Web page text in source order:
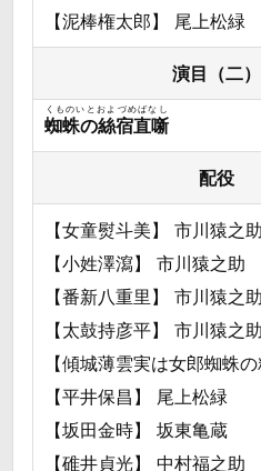
【泥棒権太郎】 尾上松緑
演目（二）
蜘蛛の絲宿直噺
くものいとおよづめばなし
配役
【女童熨斗美】 市川猿之助
【小姓澤瀉】 市川猿之助
【番新八重里】 市川猿之助
【太鼓持彦平】 市川猿之助
【傾城薄雲実は女郎蜘蛛
【平井保昌】 尾上松緑
【坂田金時】 坂東亀蔵
【碓井貞光】 中村福之助